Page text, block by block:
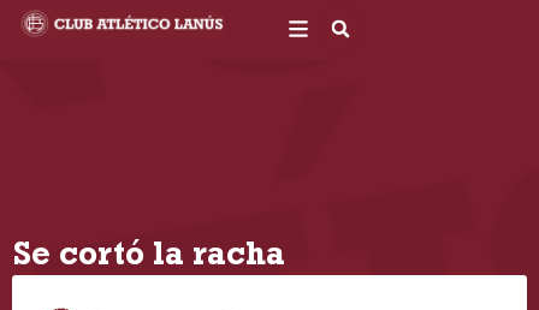
Se cortó la racha